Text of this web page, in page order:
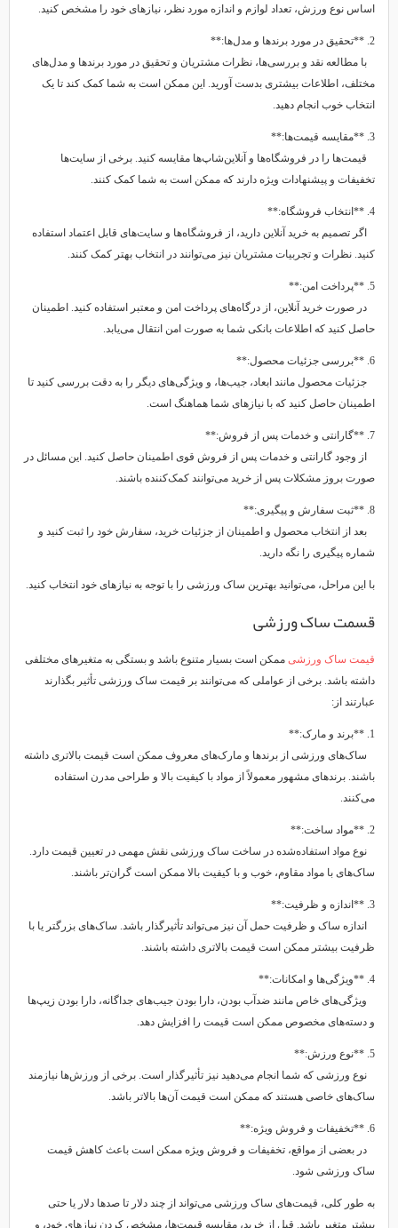
اساس نوع ورزش، تعداد لوازم و اندازه مورد نظر، نیازهای خود را مشخص کنید.
2. **تحقیق در مورد برندها و مدل‌ها:**
با مطالعه نقد و بررسی‌ها، نظرات مشتریان و تحقیق در مورد برندها و مدل‌های
مختلف، اطلاعات بیشتری بدست آورید. این ممکن است به شما کمک کند تا یک
انتخاب خوب انجام دهید.
3. **مقایسه قیمت‌ها:**
قیمت‌ها را در فروشگاه‌ها و آنلاین‌شاپ‌ها مقایسه کنید. برخی از سایت‌ها
تخفیفات و پیشنهادات ویژه دارند که ممکن است به شما کمک کنند.
4. **انتخاب فروشگاه:**
اگر تصمیم به خرید آنلاین دارید، از فروشگاه‌ها و سایت‌های قابل اعتماد استفاده
کنید. نظرات و تجربیات مشتریان نیز می‌توانند در انتخاب بهتر کمک کنند.
5. **پرداخت امن:**
در صورت خرید آنلاین، از درگاه‌های پرداخت امن و معتبر استفاده کنید. اطمینان
حاصل کنید که اطلاعات بانکی شما به صورت امن انتقال می‌یابد.
6. **بررسی جزئیات محصول:**
جزئیات محصول مانند ابعاد، جیب‌ها، و ویژگی‌های دیگر را به دقت بررسی کنید تا
اطمینان حاصل کنید که با نیازهای شما هماهنگ است.
7. **گارانتی و خدمات پس از فروش:**
از وجود گارانتی و خدمات پس از فروش قوی اطمینان حاصل کنید. این مسائل در
صورت بروز مشکلات پس از خرید می‌توانند کمک‌کننده باشند.
8. **ثبت سفارش و پیگیری:**
بعد از انتخاب محصول و اطمینان از جزئیات خرید، سفارش خود را ثبت کنید و
شماره پیگیری را نگه دارید.
با این مراحل، می‌توانید بهترین ساک ورزشی را با توجه به نیازهای خود انتخاب کنید.
قسمت ساک ورزشی
قیمت ساک ورزشی ممکن است بسیار متنوع باشد و بستگی به متغیرهای مختلفی
داشته باشد. برخی از عواملی که می‌توانند بر قیمت ساک ورزشی تأثیر بگذارند
عبارتند از:
1. **برند و مارک:**
ساک‌های ورزشی از برندها و مارک‌های معروف ممکن است قیمت بالاتری داشته
باشند. برندهای مشهور معمولاً از مواد با کیفیت بالا و طراحی مدرن استفاده
می‌کنند.
2. **مواد ساخت:**
نوع مواد استفاده‌شده در ساخت ساک ورزشی نقش مهمی در تعیین قیمت دارد.
ساک‌های با مواد مقاوم، خوب و با کیفیت بالا ممکن است گران‌تر باشند.
3. **اندازه و ظرفیت:**
اندازه ساک و ظرفیت حمل آن نیز می‌تواند تأثیرگذار باشد. ساک‌های بزرگتر یا با
ظرفیت بیشتر ممکن است قیمت بالاتری داشته باشند.
4. **ویژگی‌ها و امکانات:**
ویژگی‌های خاص مانند ضدآب بودن، دارا بودن جیب‌های جداگانه، دارا بودن زیپ‌ها
و دسته‌های مخصوص ممکن است قیمت را افزایش دهد.
5. **نوع ورزش:**
نوع ورزشی که شما انجام می‌دهید نیز تأثیرگذار است. برخی از ورزش‌ها نیازمند
ساک‌های خاصی هستند که ممکن است قیمت آن‌ها بالاتر باشد.
6. **تخفیفات و فروش ویژه:**
در بعضی از مواقع، تخفیفات و فروش ویژه ممکن است باعث کاهش قیمت
ساک ورزشی شود.
به طور کلی، قیمت‌های ساک ورزشی می‌تواند از چند دلار تا صدها دلار یا حتی
بیشتر متغیر باشد. قبل از خرید، مقایسه قیمت‌ها، مشخص کردن نیازهای خود، و